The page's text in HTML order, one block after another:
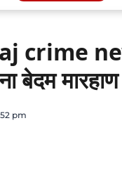
crime
बेदम
pm